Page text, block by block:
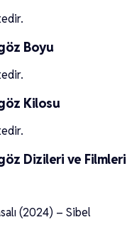
Boyu
Kilosu
Dizileri ve Filmleri
(2024) – Sibel